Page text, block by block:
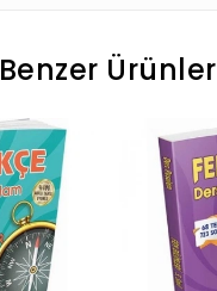
Benzer Ürünler